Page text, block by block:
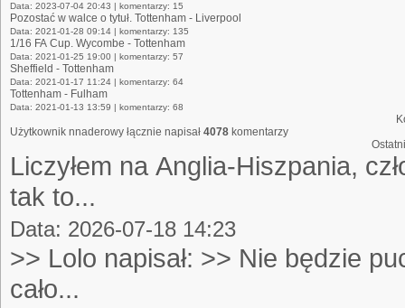
Data: 2023-07-04 20:43 | komentarzy: 15
Pozostać w walce o tytuł. Tottenham - Liverpool
Data: 2021-01-28 09:14 | komentarzy: 135
1/16 FA Cup. Wycombe - Tottenham
Data: 2021-01-25 19:00 | komentarzy: 57
Sheffield - Tottenham
Data: 2021-01-17 11:24 | komentarzy: 64
Tottenham - Fulham
Data: 2021-01-13 13:59 | komentarzy: 68
Użytkownik nnaderowy łącznie napisał 4078 komentarzy
Liczyłem na Anglia-Hiszpania,
tak to...
Data: 2026-07-18 14:23
>> Lolo napisał: >> Nie będzie
cało...